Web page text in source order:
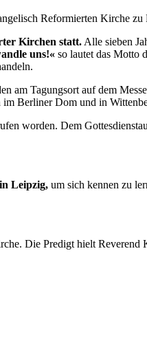
Reformierten Kirche zu
Kirchen statt.Alle sieben
uns!« so lautet das Motto
am Tagungsort auf dem
Berliner Dom und in
worden. Dem
Leipzig, um sich kennen zu
Die Predigt hielt